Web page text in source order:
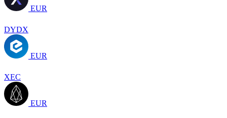
EUR
DYDX
EUR
XEC
EUR